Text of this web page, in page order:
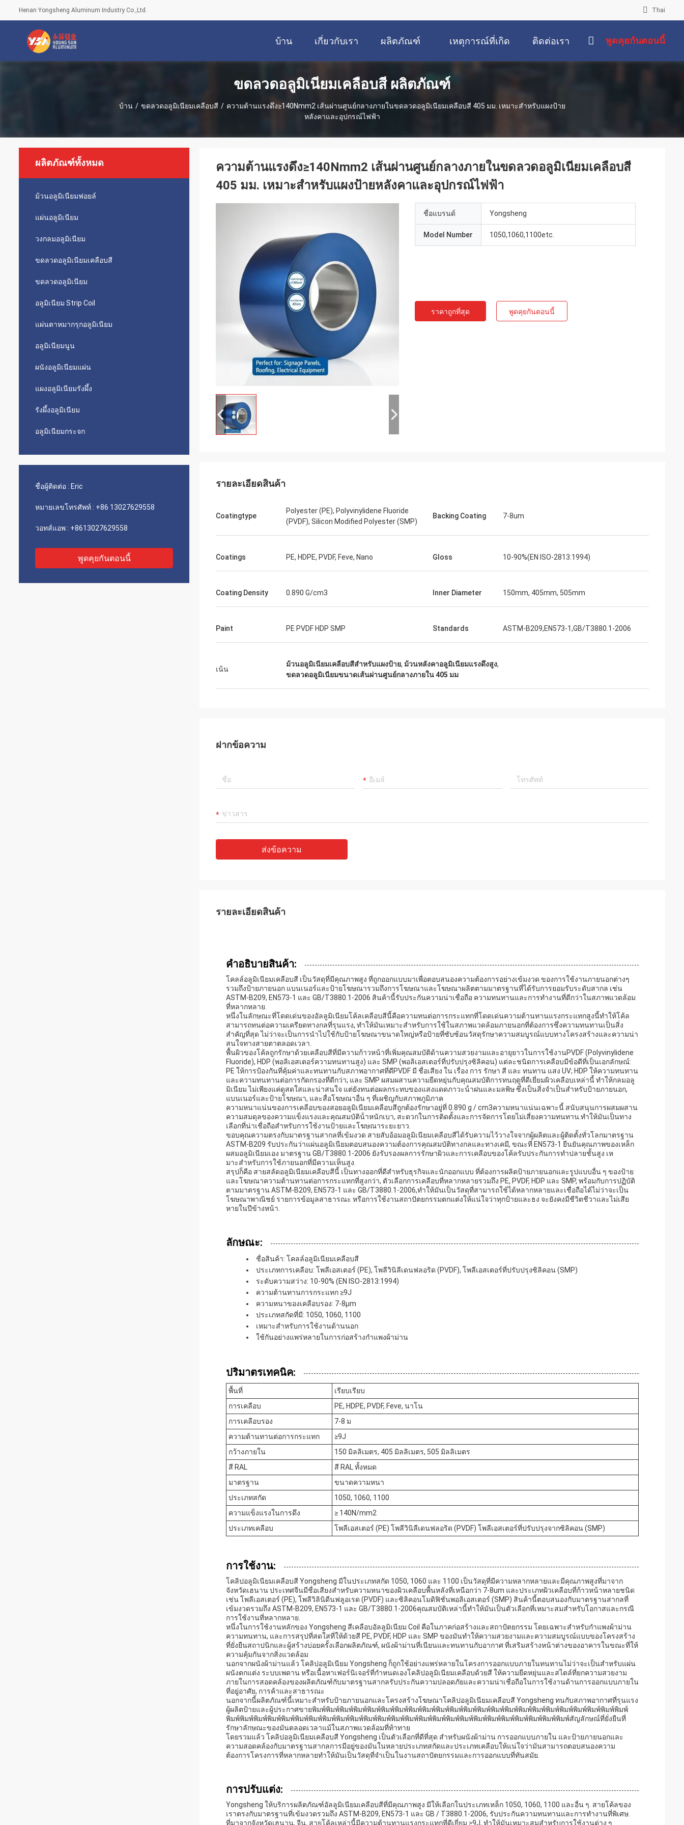
Henan Yongsheng Aluminum Industry Co.,Ltd. Thai
บ้าน เกี่ยวกับเรา ผลิตภัณฑ์ เหตุการณ์ที่เกิด ติดต่อเรา พูดคุยกันตอนนี้
ขดลวดอลูมิเนียมเคลือบสี ผลิตภัณฑ์
บ้าน / ขดลวดอลูมิเนียมเคลือบสี / ความต้านแรงดึง≥140Nmm2 เส้นผ่านศูนย์กลางภายในขดลวดอลูมิเนียมเคลือบสี 405 มม. เหมาะสำหรับแผงป้าย
หลังคาและอุปกรณ์ไฟฟ้า
ผลิตภัณฑ์ทั้งหมด
ม้วนอลูมิเนียมฟอยล์
แผ่นอลูมิเนียม
วงกลมอลูมิเนียม
ขดลวดอลูมิเนียมเคลือบสี
ขดลวดอลูมิเนียม
อลูมิเนียม Strip Coil
แผ่นตาหมากรุกอลูมิเนียม
อลูมิเนียมนูน
ผนังอลูมิเนียมแผ่น
แผงอลูมิเนียมรังผึ้ง
รังผึ้งอลูมิเนียม
อลูมิเนียมกระจก
ชื่อผู้ติดต่อ : Eric
หมายเลขโทรศัพท์ : +86 13027629558
วอทส์แอพ : +8613027629558
พูดคุยกันตอนนี้
ความต้านแรงดึง≥140Nmm2 เส้นผ่านศูนย์กลางภายในขดลวดอลูมิเนียมเคลือบสี
405 มม. เหมาะสำหรับแผงป้ายหลังคาและอุปกรณ์ไฟฟ้า
ชื่อแบรนด์ Yongsheng
Model Number 1050,1060,1100etc.
ราคาถูกที่สุด พูดคุยกันตอนนี้
รายละเอียดสินค้า
Coatingtype
Polyester (PE), Polyvinylidene Fluoride
(PVDF), Silicon Modified Polyester (SMP)
Backing Coating 7-8um
Coatings PE, HDPE, PVDF, Feve, Nano Gloss 10-90%(EN ISO-2813:1994)
Coating Density 0.890 G/cm3 Inner Diameter 150mm, 405mm, 505mm
Paint PE PVDF HDP SMP Standards ASTM-B209,EN573-1,GB/T3880.1-2006
เน้น
ม้วนอลูมิเนียมเคลือบสีสำหรับแผงป้าย, ม้วนหลังคาอลูมิเนียมแรงดึงสูง,
ขดลวดอลูมิเนียมขนาดเส้นผ่านศูนย์กลางภายใน 405 มม
ฝากข้อความ
ส่งข้อความ
รายละเอียดสินค้า
คําอธิบายสินค้า:
โคลล์อลูมิเนียมเคลือบสี เป็นวัสดุที่มีคุณภาพสูง ที่ถูกออกแบบมาเพื่อตอบสนองความต้องการอย่างเข้มงวด ของการใช้งานภายนอกต่างๆ
รวมถึงป้ายภายนอก แบนเนอร์และป้ายโฆษณารวมถึงการโฆษณาและโฆษณาผลิตตามมาตรฐานที่ได้รับการยอมรับระดับสากล เช่น
ASTM-B209, EN573-1 และ GB/T3880.1-2006 สินค้านี้รับประกันความน่าเชื่อถือ ความทนทานและการทํางานที่ดีกว่าในสภาพแวดล้อม
ที่หลากหลาย.
หนึ่งในลักษณะที่โดดเด่นของอัลลูมิเนียมโค้ลเคลือบสีนี้คือความทนต่อการกระแทกที่โดดเด่นความต้านทานแรงกระแทกสูงนี้ทําให้โค้ล
สามารถทนต่อความเครียดทางกลที่รุนแรง, ทําให้มันเหมาะสําหรับการใช้ในสภาพแวดล้อมภายนอกที่ต้องการซึ่งความทนทานเป็นสิ่ง
สําคัญที่สุด ไม่ว่าจะเป็นการนําไปใช้กับป้ายโฆษณาขนาดใหญ่หรือป้ายที่ซับซ้อนวัสดุรักษาความสมบูรณ์แบบทางโครงสร้างและความน่า
สนใจทางสายตาตลอดเวลา.
พื้นผิวของโค้ลถูกรักษาด้วยเคลือบสีที่มีความก้าวหน้าที่เพิ่มคุณสมบัติด้านความสวยงามและอายุยาวในการใช้งานPVDF (Polyvinylidene
Fluoride), HDP (พอลิเอสเตอร์ความทนทานสูง) และ SMP (พอลิเอสเตอร์ที่ปรับปรุงซิลิคอน) แต่ละชนิดการเคลือบมีข้อดีที่เป็นเอกลักษณ์:
PE ให้การป้องกันที่คุ้มค่าและทนทานกับสภาพอากาศที่ดีPVDF มี ชื่อเสียง ใน เรื่อง การ รักษา สี และ ทนทาน แสง UV; HDP ให้ความทนทาน
และความทนทานต่อการกัดกรองที่ดีกว่า; และ SMP ผสมผสานความยืดหยุ่นกับคุณสมบัติการทนฤดูที่ดีเยี่ยมผิวเคลือบเหล่านี้ ทําให้กลมอลู
มิเนียม ไม่เพียงแค่ดูสดใสและน่าสนใจ แต่ยังทนต่อผลกระทบของแสงแดดภาวะน้ําฝนและมลพิษ ซึ่งเป็นสิ่งจําเป็นสําหรับป้ายภายนอก,
แบนเนอร์และป้ายโฆษณา, และสื่อโฆษณาอื่น ๆ ที่เผชิญกับสภาพภูมิภาค
ความหนาแน่นของการเคลือบของสอยอลูมิเนียมเคลือบสีถูกต้องรักษาอยู่ที่ 0.890 g / cm3ความหนาแน่นเฉพาะนี้ สนับสนุนการผสมผสาน
ความสมดุลของความแข็งแรงและคุณสมบัติน้ําหนักเบา, สะดวกในการติดตั้งและการจัดการโดยไม่เสี่ยงความทนทาน.ทําให้มันเป็นทาง
เลือกที่น่าเชื่อถือสําหรับการใช้งานป้ายและโฆษณาระยะยาว.
ขอบคุณความตรงกับมาตรฐานสากลที่เข้มงวด สายสับอ้อมอลูมิเนียมเคลือบสีได้รับความไว้วางใจจากผู้ผลิตและผู้ติดตั้งทั่วโลกมาตรฐาน
ASTM-B209 รับประกันว่าแผ่นอลูมิเนียมตอบสนองความต้องการคุณสมบัติทางกลและทางเคมี, ขณะที่ EN573-1 ยืนยันคุณภาพของเหล็ก
ผสมอลูมิเนียมเอง มาตรฐาน GB/T3880.1-2006 ยังรับรองผลการรักษาผิวและการเคลือบของโค้ลรับประกันการทําปลายชั้นสูง เห
มาะสําหรับการใช้ภายนอกที่มีความเห็นสูง.
สรุปก็คือ สายสลัดอลูมิเนียมเคลือบสีนี้ เป็นทางออกที่ดีสําหรับธุรกิจและนักออกแบบ ที่ต้องการผลิตป้ายภายนอกและรูปแบบอื่น ๆ ของป้าย
และโฆษณาความต้านทานต่อการกระแทกที่สูงกว่า, ตัวเลือกการเคลือบที่หลากหลายรวมถึง PE, PVDF, HDP และ SMP, พร้อมกับการปฏิบัติ
ตามมาตรฐาน ASTM-B209, EN573-1 และ GB/T3880.1-2006,ทําให้มันเป็นวัสดุที่สามารถใช้ได้หลากหลายและเชื่อถือได้ไม่ว่าจะเป็น
โฆษณาพาณิชย์ รายการข้อมูลสาธารณะ หรือการใช้งานสถาปัตยกรรมตกแต่งให้แน่ใจว่าทุกป้ายและธง จะยังคงมีชีวิตชีวาและไม่เสีย
หายในปีข้างหน้า.
ลักษณะ:
ชื่อสินค้า: โคลล์อลูมิเนียมเคลือบสี
ประเภทการเคลือบ: โพลีเอสเตอร์ (PE), โพลีวินิลีเดนฟลอริด (PVDF), โพลีเอสเตอร์ที่ปรับปรุงซิลิคอน (SMP)
ระดับความสว่าง: 10-90% (EN ISO-2813:1994)
ความต้านทานการกระแทก ≥9J
ความหนาของเคลือบรอง: 7-8μm
ประเภทสกัดที่มี: 1050, 1060, 1100
เหมาะสําหรับการใช้งานด้านนอก
ใช้กันอย่างแพร่หลายในการก่อสร้างกําแพงผ้าม่าน
ปริมาตรเทคนิค:
พื้นที่
เรียบเรียบ
การเคลือบ
PE, HDPE, PVDF, Feve, นาโน
การเคลือบรอง
7-8 ม
ความต้านทานต่อการกระแทก
≥9J
กว้างภายใน
150 มิลลิเมตร, 405 มิลลิเมตร, 505 มิลลิเมตร
สี RAL
สี RAL ทั้งหมด
มาตรฐาน
ขนาดความหนา
ประเภทสกัด
1050, 1060, 1100
ความแข็งแรงในการดึง
≥ 140N/mm2
ประเภทเคลือบ
โพลีเอสเตอร์ (PE) โพลีวินิลีเดนฟลอริด (PVDF) โพลีเอสเตอร์ที่ปรับปรุงจากซิลิคอน (SMP)
การใช้งาน:
โคลิปอลูมิเนียมเคลือบสี Yongsheng มีในประเภทสกัด 1050, 1060 และ 1100 เป็นวัสดุที่มีความหลากหลายและมีคุณภาพสูงที่มาจาก
จังหวัดเฮนาน ประเทศจีนมีชื่อเสียงสําหรับความหนาของผิวเคลือบพื้นหลังที่เหนือกว่า 7-8um และประเภทผิวเคลือบที่ก้าวหน้าหลายชนิด
เช่น โพลีเอสเตอร์ (PE), โพลีวิลินิดีนฟลูอเรด (PVDF) และซิลิคอนโมดิฟิชั่นพอลิเอสเตอร์ (SMP) สินค้านี้ตอบสนองกับมาตรฐานสากลที่
เข้มงวดรวมถึง ASTM-B209, EN573-1 และ GB/T3880.1-2006คุณสมบัติเหล่านี้ทําให้มันเป็นตัวเลือกที่เหมาะสมสําหรับโอกาสและกรณี
การใช้งานที่หลากหลาย.
หนึ่งในการใช้งานหลักของ Yongsheng สีเคลือบอัลลูมิเนียม Coil คือในภาคก่อสร้างและสถาปัตยกรรม โดยเฉพาะสําหรับกําแพงผ้าม่าน
ความทนทาน, และการสรุปที่สดใสที่ให้ด้วยสี PE, PVDF, HDP และ SMP ของมันทําให้ความสวยงามและความสมบูรณ์แบบของโครงสร้าง
ที่ยั่งยืนสถาปนิกและผู้สร้างบ่อยครั้งเลือกผลิตภัณฑ์, ผนังผ้าม่านที่เนียนและทนทานกับอากาศ ที่เสริมสร้างหน้าต่างของอาคารในขณะที่ให้
ความคุ้มกันจากสิ่งแวดล้อม
นอกจากผนังผ้าม่านแล้ว โคลิปอลูมิเนียม Yongsheng ก็ถูกใช้อย่างแพร่หลายในโครงการออกแบบภายในทนทานไม่ว่าจะเป็นสําหรับแผ่น
ผนังตกแต่ง ระบบเพดาน หรือเนื้อหาเฟอร์นิเจอร์ที่กําหนดเองโคลิปอลูมิเนียมเคลือบด้วยสี ให้ความยืดหยุ่นและสไตล์ที่ยกความสวยงาม
ภายในการสอดคล้องของผลิตภัณฑ์กับมาตรฐานสากลรับประกันความปลอดภัยและความน่าเชื่อถือในการใช้งานด้านการออกแบบภายใน
ที่อยู่อาศัย, การค้าและสาธารณะ
นอกจากนี้ผลิตภัณฑ์นี้เหมาะสําหรับป้ายภายนอกและโครงสร้างโฆษณาโคลิปอลูมิเนียมเคลือบสี Yongsheng ทนกับสภาพอากาศที่รุนแรง
ผู้ผลิตป้ายและผู้ประกาศขายพิมพ์พิมพ์พิมพ์พิมพ์พิมพ์พิมพ์พิมพ์พิมพ์พิมพ์พิมพ์พิมพ์พิมพ์พิมพ์พิมพ์พิมพ์พิมพ์พิมพ์พิมพ์พิมพ์พิมพ์พิมพ์พิมพ์พิมพ์
พิมพ์พิมพ์พิมพ์พิมพ์พิมพ์พิมพ์พิมพ์พิมพ์พิมพ์พิมพ์พิมพ์พิมพ์พิมพ์พิมพ์พิมพ์พิมพ์พิมพ์พิมพ์พิมพ์พิมพ์พิมพ์พิมพ์พิมพ์พิมพ์พิมพ์สัญลักษณ์ที่ยั่งยืนที่
รักษาลักษณะของมันตลอดเวลาแม้ในสภาพแวดล้อมที่ท้าทาย
โดยรวมแล้ว โคลิปอลูมิเนียมเคลือบสี Yongsheng เป็นตัวเลือกที่ดีที่สุด สําหรับผนังผ้าม่าน การออกแบบภายใน และป้ายภายนอกและ
ความสอดคล้องกับมาตรฐานสากลการมีอยู่ของมันในหลายประเภทสกัดและประเภทเคลือบให้แน่ใจว่ามันสามารถตอบสนองความ
ต้องการโครงการที่หลากหลายทําให้มันเป็นวัสดุที่จําเป็นในงานสถาปัตยกรรมและการออกแบบที่ทันสมัย.
การปรับแต่ง:
Yongsheng ให้บริการผลิตภัณฑ์อัลลูมิเนียมเคลือบสีที่มีคุณภาพสูง มีให้เลือกในประเภทเหล็ก 1050, 1060, 1100 และอื่น ๆ. สายโค้ลของ
เราตรงกับมาตรฐานที่เข้มงวดรวมถึง ASTM-B209, EN573-1 และ GB / T3880.1-2006, รับประกันความทนทานและการทํางานที่พิเศษ.
ที่มาจากจังหวัดเฮนาน, จีน, สายโค้ลเหล่านี้มีความต้านทานแรงกระแทกที่ดีเยี่ยม ≥9J, ทําให้มันเหมาะสมสําหรับการใช้งานต่าง ๆ.